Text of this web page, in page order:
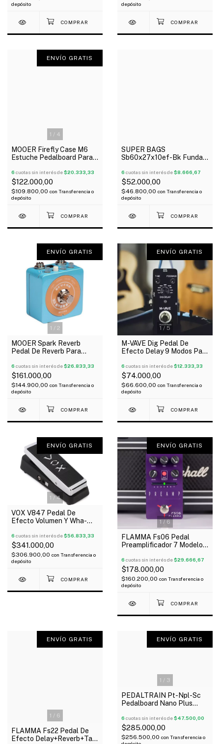
depósito
depósito
1 / 4
ENVÍO GRATIS
MOOER Firefly Case M6
Estuche Pedalboard Para 6
Oferta!
6 cuotas sin interés de$20.333,33
$122.000,00
$109.800,00 con Transferencia o
depósito
SUPER BAGS
Sb60x27x10ef-Bk Funda
Multiefectos Acolchada
10Mm
6 cuotas sin interés de$8.666,67
$52.000,00
$46.800,00 con Transferencia o
depósito
1 / 2
ENVÍO GRATIS
MOOER Spark Reverb
Pedal De Reverb Para
6 cuotas sin interés de$26.833,33
$161.000,00
$144.900,00 con Transferencia o
depósito
1 / 5
ENVÍO GRATIS
M-VAVE Dig Pedal De
Efecto Delay 9 Modos Para
6 cuotas sin interés de$12.333,33
$74.000,00
$66.600,00 con Transferencia o
depósito
1 /4
ENVÍO GRATIS
VOX V847 Pedal De
Efecto Volumen Y Wha-
6 cuotas sin interés de$56.833,33
$341.000,00
$306.900,00 con Transferencia o
depósito
1 / 6
ENVÍO GRATIS
FLAMMA Fs06 Pedal
Preamplificador 7 Modelos
6 cuotas sin interés de$29.666,67
$178.000,00
$160.200,00 con Transferencia o
depósito
1 / 6
ENVÍO GRATIS
FLAMMA Fs22 Pedal De
Efecto Delay+Reverb+Tap
1 / 3
ENVÍO GRATIS
PEDALTRAIN Pt-Npl-Sc
Pedalboard Nano Plus
Oferta!
6 cuotas sin interés de$47.500,00
$285.000,00
$256.500,00 con Transferencia o